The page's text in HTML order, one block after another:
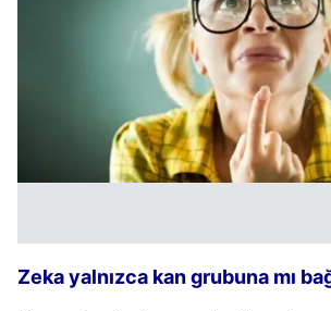
Zeka yalnızca kan grubuna mı